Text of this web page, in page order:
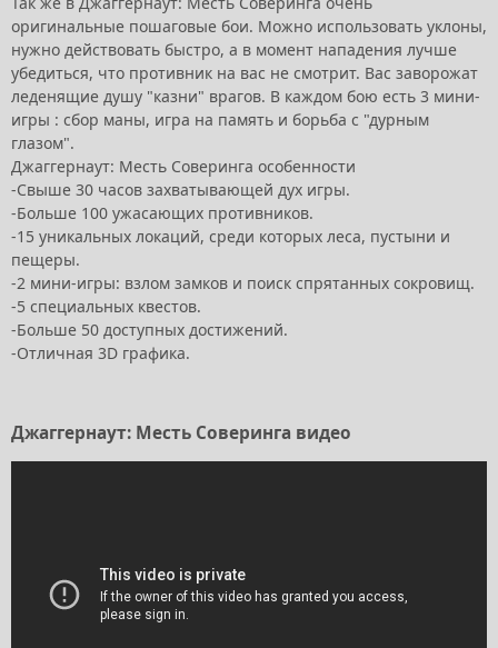
оригинальные пошаговые бои. Можно использовать уклоны,
нужно действовать быстро, а в момент нападения лучше
убедиться, что противник на вас не смотрит. Вас заворожат
леденящие душу "казни" врагов. В каждом бою есть 3 мини-
игры : сбор маны, игра на память и борьба с "дурным
глазом".
Джаггернаут: Месть Соверинга особенности
-Свыше 30 часов захватывающей дух игры.
-Больше 100 ужасающих противников.
-15 уникальных локаций, среди которых леса, пустыни и
пещеры.
-2 мини-игры: взлом замков и поиск спрятанных сокровищ.
-5 специальных квестов.
-Больше 50 доступных достижений.
-Отличная 3D графика.
Джаггернаут: Месть Соверинга видео